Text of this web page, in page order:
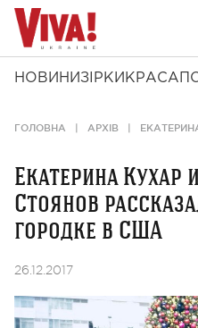
НОВИНИ ЗІРКИ КРАСА
ГОЛОВНА АРХІВ
Екатерина Кухар
Стоянов
городке в США
26.12.2017